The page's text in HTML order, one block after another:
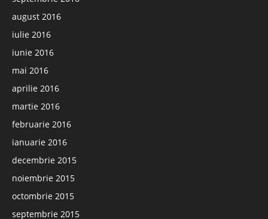
august 2016
iulie 2016
iunie 2016
mai 2016
aprilie 2016
martie 2016
februarie 2016
ianuarie 2016
decembrie 2015
noiembrie 2015
octombrie 2015
septembrie 2015